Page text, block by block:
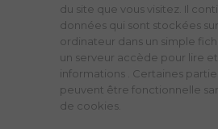
du site que vous visitez. Il
données qui sont stockées
ordinateur dans un simple
un serveur accède pour lire
informations . Certaines
peuvent être fonctionnelle
de cookies.